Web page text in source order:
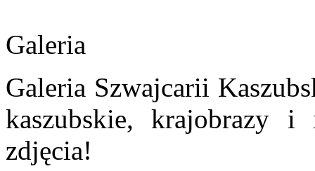
Galeria
Galeria Szwajcarii
kaszubskie, krajobrazy
zdjęcia!